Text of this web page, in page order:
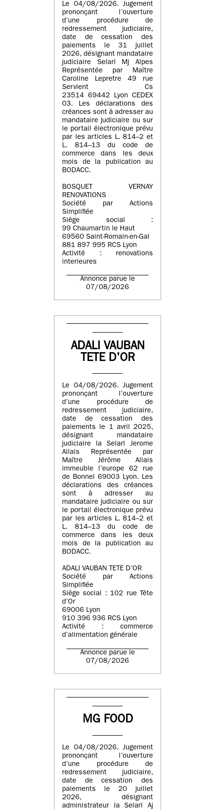
Le 04/08/2026. Jugement
prononçant l’ouverture
d’une procédure de
redressement judiciaire,
date de cessation des
paiements le 31 juillet
2026, désignant mandataire
judiciaire Selarl Mj Alpes
Représentée par Maître
Caroline Lepretre 49 rue
Servient Cs
23514 69442 Lyon CEDEX
03. Les déclarations des
créances sont à adresser au
mandataire judiciaire ou sur
le portail électronique prévu
par les articles L. 814–2 et
L. 814–13 du code de
commerce dans les deux
mois de la publication au
BODACC.
BOSQUET VERNAY
RENOVATIONS
Société par Actions
Simplifiée
Siège social :
99 Chaumartin le Haut
69560 Saint-Romain-en-Gal
881 897 995 RCS Lyon
Activité : renovations
interieures
Annonce parue le
07/08/2026
ADALI VAUBAN
TETE D'OR
Le 04/08/2026. Jugement
prononçant l’ouverture
d’une procédure de
redressement judiciaire,
date de cessation des
paiements le 1 avril 2025,
désignant mandataire
judiciaire la Selarl Jerome
Allais Représentée par
Maître Jérôme Allais
immeuble l’europe 62 rue
de Bonnel 69003 Lyon. Les
déclarations des créances
sont à adresser au
mandataire judiciaire ou sur
le portail électronique prévu
par les articles L. 814–2 et
L. 814–13 du code de
commerce dans les deux
mois de la publication au
BODACC.
ADALI VAUBAN TETE D’OR
Société par Actions
Simplifiée
Siège social : 102 rue Tête
d’Or
69006 Lyon
910 396 936 RCS Lyon
Activité : commerce
d’alimentation générale
Annonce parue le
07/08/2026
MG FOOD
Le 04/08/2026. Jugement
prononçant l’ouverture
d’une procédure de
redressement judiciaire,
date de cessation des
paiements le 20 juillet
2026, désignant
administrateur la Selarl Aj